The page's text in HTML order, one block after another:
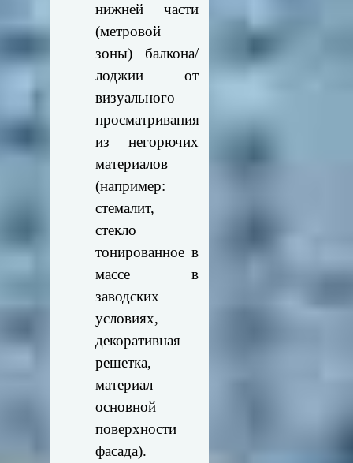
нижней части
(метровой
зоны) балкона/
лоджии от
визуального
просматривания
из негорючих
материалов
(например:
стемалит,
стекло
тонированное в
массе в
заводских
условиях,
декоративная
решетка,
материал
основной
поверхности
фасада).